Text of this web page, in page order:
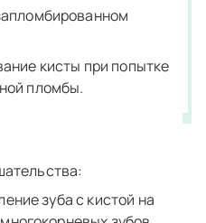
кисты при попытке
пломбы.
зуба с кистой на